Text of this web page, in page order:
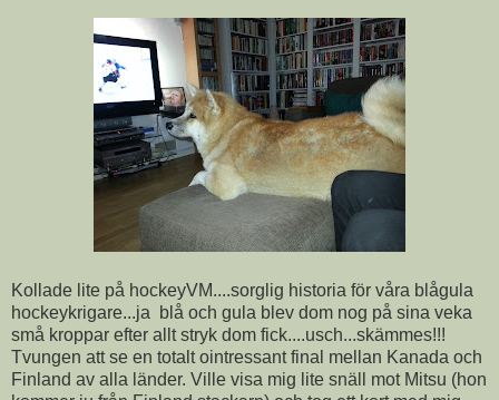
Kollade lite på hockeyVM....sorglig historia för våra blågula
hockeykrigare...ja blå och gula blev dom nog på sina veka
små kroppar efter allt stryk dom fick....usch...skämmes!!!
Tvungen att se en totalt ointressant final mellan Kanada och
Finland av alla länder. Ville visa mig lite snäll mot Mitsu (hon